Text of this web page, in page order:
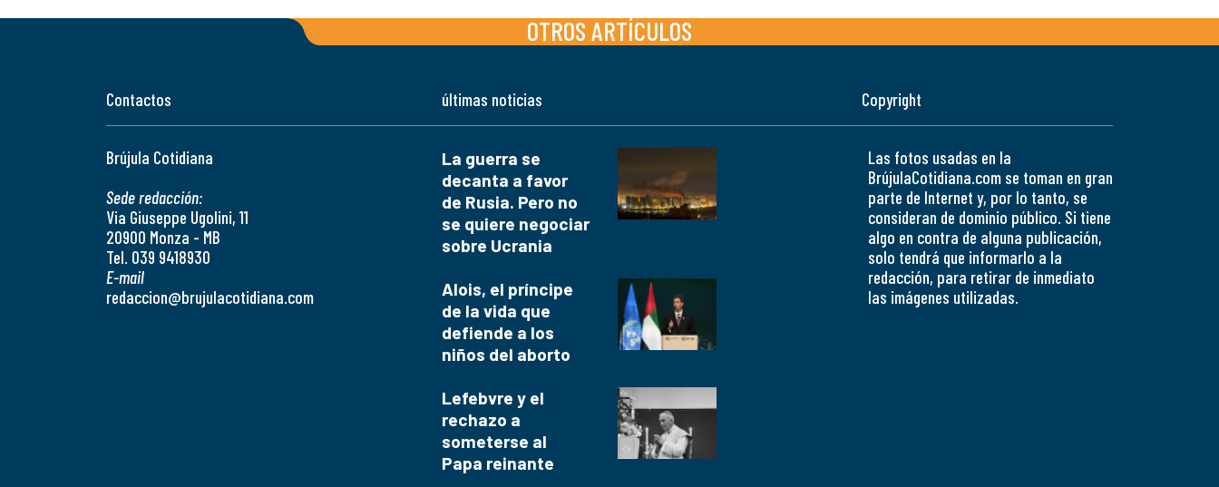
OTROS ARTÍCULOS
Contactos
Brújula Cotidiana
Sede redacción:
Via Giuseppe Ugolini, 11
20900 Monza - MB
Tel. 039 9418930
E-mail
redaccion@brujulacotidiana.com
últimas noticias
La guerra se
decanta a favor
de Rusia. Pero no
se quiere negociar
sobre Ucrania
Alois, el príncipe
de la vida que
defiende a los
niños del aborto
Lefebvre y el
rechazo a
someterse al
Papa reinante
Copyright
Las fotos usadas en la
BrújulaCotidiana.com se toman en gran
parte de Internet y, por lo tanto, se
consideran de dominio público. Si tiene
algo en contra de alguna publicación,
solo tendrá que informarlo a la
redacción, para retirar de inmediato
las imágenes utilizadas.